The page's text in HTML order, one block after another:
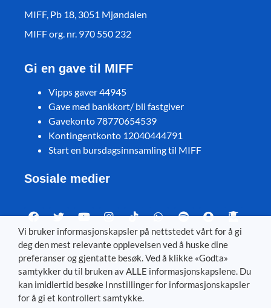
MIFF, Pb 18, 3051 Mjøndalen
MIFF org. nr. 970 550 232
Gi en gave til MIFF
Vipps gaver 44945
Gave med bankkort/ bli fastgiver
Gavekonto 78770654539
Kontingentkonto 12040444791
Start en bursdagsinnsamling til MIFF
Sosiale medier
Visit MIFF in other languages
Svenska– Dansk – Deutsch– Íslenska –English
Vi bruker informasjonskapsler på nettstedet vårt for å gi
deg den mest relevante opplevelsen ved å huske dine
preferanser og gjentatte besøk. Ved å klikke «Godta»
samtykker du til bruken av ALLE informasjonskapslene. Du
kan imidlertid besøke Innstillinger for informasjonskapsler
for å gi et kontrollert samtykke.